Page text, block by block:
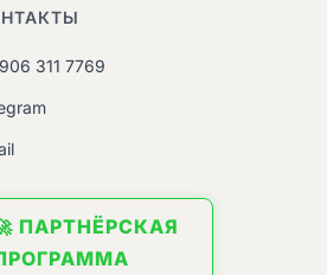
311 7769
ПАРТНЁРСКАЯ